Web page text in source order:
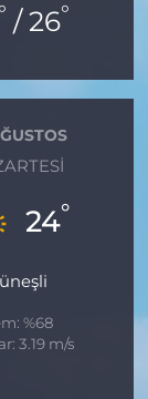
° / 26°
24°
%68
3.19 m/s